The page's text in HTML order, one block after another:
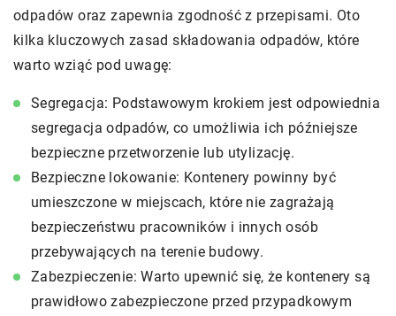
odpadów oraz zapewnia zgodność z przepisami. Oto
kilka kluczowych zasad składowania odpadów, które
warto wziąć pod uwagę:
Segregacja: Podstawowym krokiem jest odpowiednia
segregacja odpadów, co umożliwia ich późniejsze
bezpieczne przetworzenie lub utylizację.
Bezpieczne lokowanie: Kontenery powinny być
umieszczone w miejscach, które nie zagrażają
bezpieczeństwu pracowników i innych osób
przebywających na terenie budowy.
Zabezpieczenie: Warto upewnić się, że kontenery są
prawidłowo zabezpieczone przed przypadkowym